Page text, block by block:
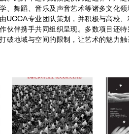
、舞蹈、音乐及声音艺术等诸多文化领
UCCA专业团队策划，并积极与高校、
伙伴携手共同组织呈现。多数项目还特
破地域与空间的限制，让艺术的魅力触